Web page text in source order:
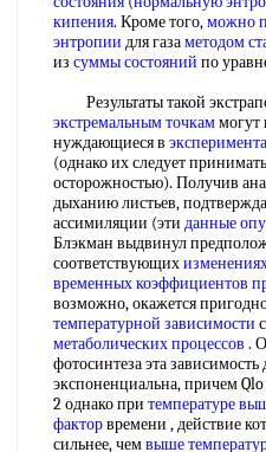
кипения. Кроме того,можно
энтропии для газаметодом
из суммы состояний по
Результаты такой
экстремальным точкаммогут
нуждающиеся в
(однако их следует
осторожностью). Получив
дыханию листьев,
ассимиляции (эти данные
Блэкман выдвинул
соответствующих
временных коэффициентов
возможно, окажется
температурной зависимости
метаболических процессов .
фотосинтеза эта зависимость
экспоненциальна, причем
2 однако при температуре
факторвремени , действие
сильнее, чемвыше